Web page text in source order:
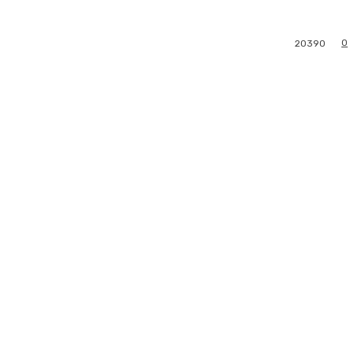
0
20390